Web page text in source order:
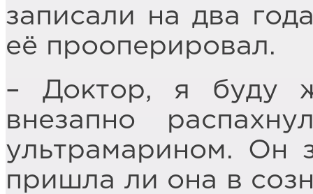
записали на два
её прооперировал.
– Доктор, я буду
внезапно
ультрамарином. Он
пришла ли она в